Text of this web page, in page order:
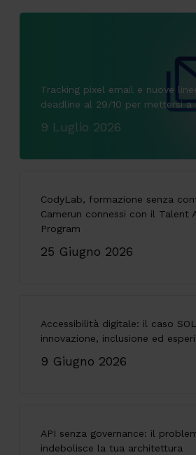
Tracking pixel email e nuove
deadline al 29/10 per mettersi a
9 Luglio 2026
CodyLab, formazione senza
Camerun connessi con il Talent
Program
25 Giugno 2026
Accessibilità digitale: il caso
innovazione, inclusione ed
9 Giugno 2026
API senza governance: il
indebolisce la tua architettura